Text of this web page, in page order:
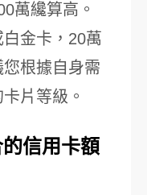
萬纔算高。
金卡，20萬
根據自身需
片等級。
信用卡額